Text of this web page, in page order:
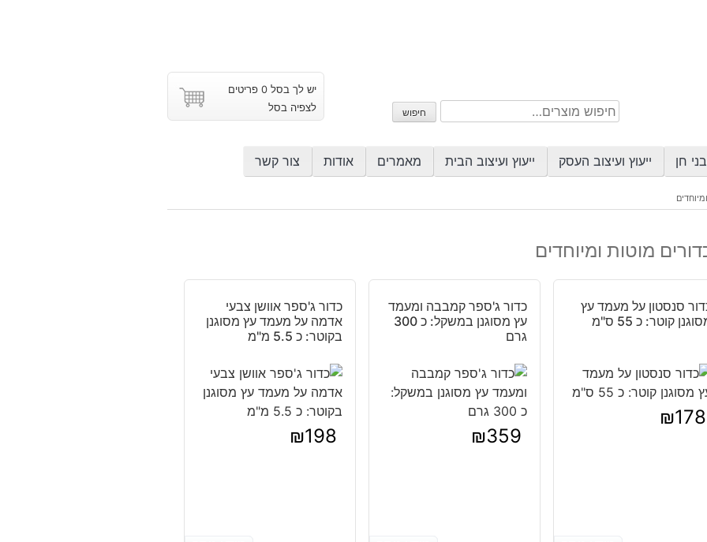
חיפוש
עבור:
חיפוש
יש לך בסל 0 פריטים
לצפיה בסל
חן ייעוץ ועיצוב העסק ייעוץ ועיצוב הבית מאמרים אודות צור קשר
מוטות ומיוחדים
סנסטון על מעמד עץ
קוטר: כ 55 ס"מ
₪178
כדור ג'ספר קמבבה ומעמד
עץ מסוגנן במשקל: כ 300
גרם
₪359
כדור ג'ספר אוושן צבעי
אדמה על מעמד עץ מסוגנן
בקוטר: כ 5.5 מ"מ
₪198